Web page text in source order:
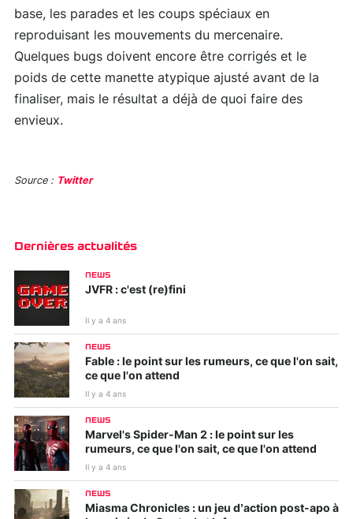
base, les parades et les coups spéciaux en
reproduisant les mouvements du mercenaire.
Quelques bugs doivent encore être corrigés et le
poids de cette manette atypique ajusté avant de la
finaliser, mais le résultat a déjà de quoi faire des
envieux.
Source : Twitter
Dernières actualités
NEWS
JVFR : c'est (re)fini
Il y a 4 ans
NEWS
Fable : le point sur les rumeurs, ce que l'on sait,
ce que l'on attend
Il y a 4 ans
NEWS
Marvel's Spider-Man 2 : le point sur les
rumeurs, ce que l'on sait, ce que l'on attend
Il y a 4 ans
NEWS
Miasma Chronicles : un jeu d’action post-apo à